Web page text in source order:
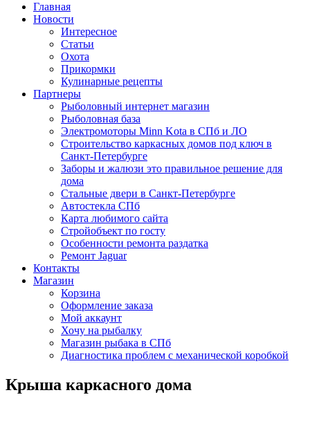
Главная
Новости
Интересное
Статьи
Охота
Прикормки
Кулинарные рецепты
Партнеры
Рыболовный интернет магазин
Рыболовная база
Электромоторы Minn Kota в СПб и ЛО
Строительство каркасных домов под ключ в
Санкт-Петербурге
Заборы и жалюзи это правильное решение для
дома
Стальные двери в Санкт-Петербурге
Автостекла СПб
Карта любимого сайта
Стройобъект по госту
Особенности ремонта раздатка
Ремонт Jaguar
Контакты
Магазин
Корзина
Оформление заказа
Мой аккаунт
Хочу на рыбалку
Магазин рыбака в СПб
Диагностика проблем с механической коробкой
Крыша каркасного дома